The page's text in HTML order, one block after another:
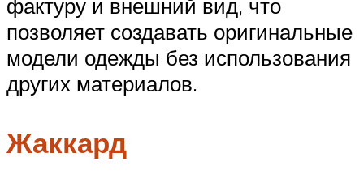
фактуру и внешний вид, что
позволяет создавать оригинальные
модели одежды без использования
других материалов.
Жаккард